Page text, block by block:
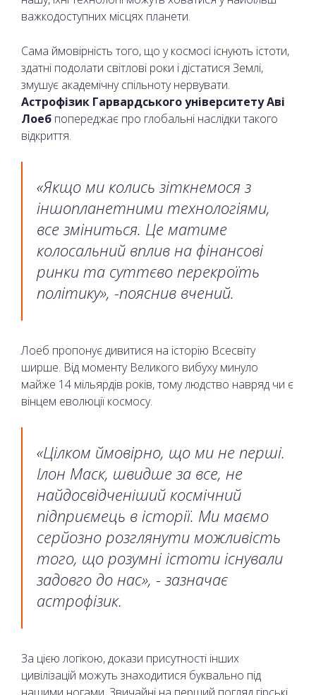
важкодоступних місцях планети.
Сама ймовірність того, що у космосі існують істоти,
здатні подолати світлові роки і дістатися Землі,
змушує академічну спільноту нервувати.
Астрофізик Гарвардського університету Аві
Лоеб попереджає про глобальні наслідки такого
відкриття.
«Якщо ми колись зіткнемося з
іншопланетними технологіями,
все зміниться. Це матиме
колосальний вплив на фінансові
ринки та суттєво перекроїть
політику», -пояснив вчений.
Лоеб пропонує дивитися на історію Всесвіту
ширше. Від моменту Великого вибуху минуло
майже 14 мільярдів років, тому людство навряд чи є
вінцем еволюції космосу.
«Цілком ймовірно, що ми не перші.
Ілон Маск, швидше за все, не
найдосвідченіший космічний
підприємець в історії. Ми маємо
серйозно розглянути можливість
того, що розумні істоти існували
задовго до нас», - зазначає
астрофізик.
За цією логікою, докази присутності інших
цивілізацій можуть знаходитися буквально під